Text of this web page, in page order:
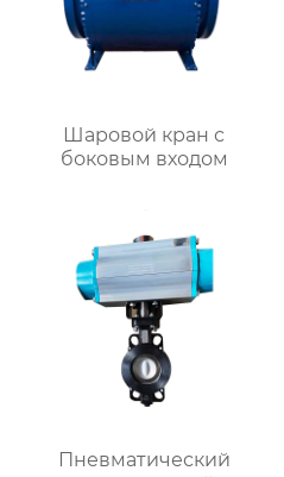
Шаровой кран с
боковым входом
Пневматический